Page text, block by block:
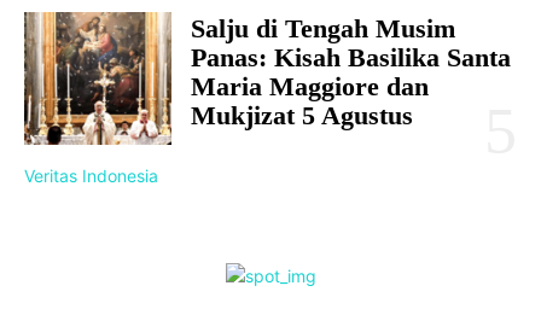
Salju di Tengah Musim
Panas: Kisah Basilika Santa
Maria Maggiore dan
Mukjizat 5 Agustus
Veritas Indonesia